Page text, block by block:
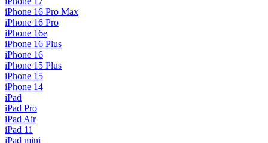
iPhone 16 Pro Max
iPhone 16 Pro
iPhone 16e
iPhone 16 Plus
iPhone 16
iPhone 15 Plus
iPhone 15
iPhone 14
iPad
iPad Pro
iPad Air
iPad 11
iPad mini